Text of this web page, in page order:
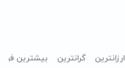
ارزانترین گرانترین بیشترین